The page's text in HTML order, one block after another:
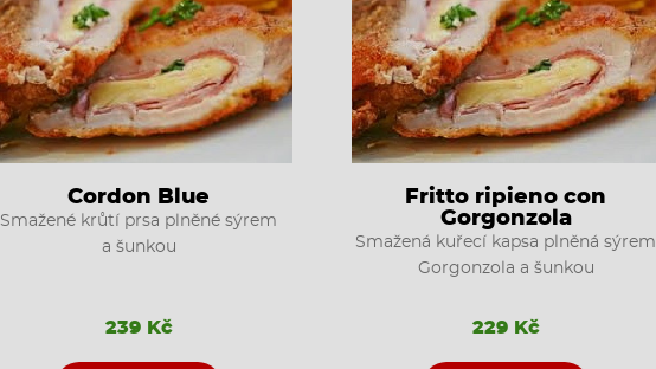
Cordon Blue
Smažené krůtí prsa plněné sýrem
a šunkou
239 Kč
Fritto ripieno con
Gorgonzola
Smažená kuřecí kapsa plněná sýrem
Gorgonzola a šunkou
229 Kč